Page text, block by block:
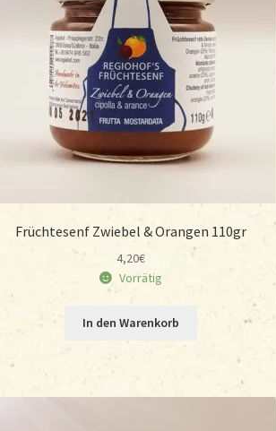
Früchtesenf Zwiebel & Orangen 110gr
4,20€
Vorrätig
In den Warenkorb